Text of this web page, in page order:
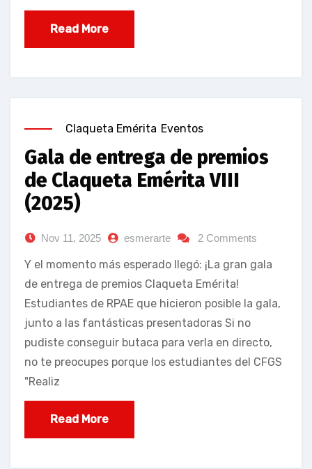
Read More
Claqueta Emérita Eventos
Gala de entrega de premios
de Claqueta Emérita VIII
(2025)
Nov 11, 2025 esmerarte 2 Comments
Y el momento más esperado llegó: ¡La gran gala
de entrega de premios Claqueta Emérita!
Estudiantes de RPAE que hicieron posible la gala,
junto a las fantásticas presentadoras Si no
pudiste conseguir butaca para verla en directo,
no te preocupes porque los estudiantes del CFGS
"Realiz
Read More